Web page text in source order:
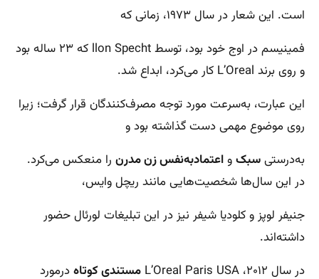
است. این شعار در سال ۱۹۷۳، زمانی که
فمینیسم در اوج خود بود، توسط llon Specht که ۲۳ ساله بود
و روی برند L’Oreal کار می‌کرد، ابداع شد.
این عبارت، به‌سرعت مورد توجه مصرف‌کنندگان قرار گرفت؛ زیرا
روی موضوع مهمی دست گذاشته بود و
به‌درستیسبکواعتمادبه‌نفس زن مدرن را منعکس می‌کرد.
در این سال‌ها شخصیت‌هایی مانند ریچل وایس،
جنیفر لوپز و کلودیا شیفر نیز در این تبلیغات لورئال حضور
داشته‌اند.
در سال ۲۰۱۲، L’Oreal Paris USA
مستندی کوتاهدرمورد